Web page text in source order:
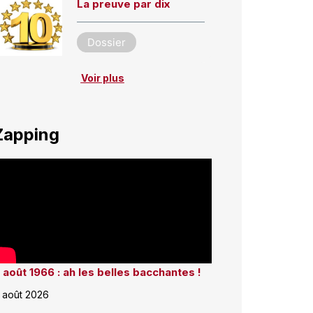
La preuve par dix
Dossier
Voir plus
août 1966 : ah les belles bacchantes !
2026